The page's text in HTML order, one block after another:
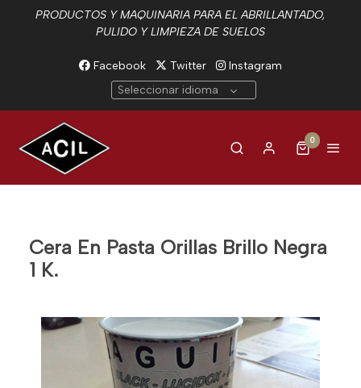
PRODUCTOS Y MAQUINARIA PARA EL ABRILLANTADO,
PULIDO Y LIMPIEZA DE SUELOS
Facebook Twitter
Instagram
Seleccionar idioma
0
Cera En Pasta Orillas Brillo Negra
1 K.